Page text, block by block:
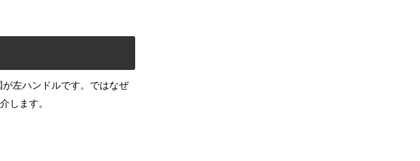
左ハンドルです。ではなぜ
します。